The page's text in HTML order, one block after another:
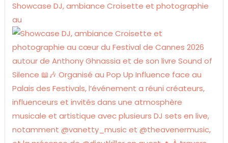
Showcase DJ, ambiance Croisette et photographie
au